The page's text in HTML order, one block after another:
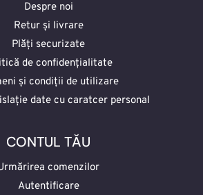
Despre noi
Retur și livrare
Plăți securizate
de confidențialitate
și condiții de utilizare
date cu caratcer personal
CONTUL TĂU
comenzilor
Autentificare